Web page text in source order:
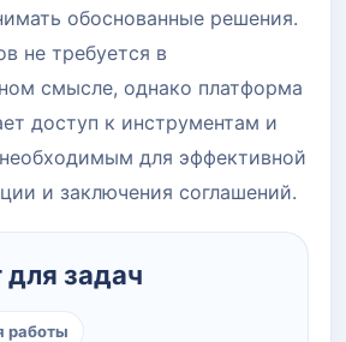
обоснованные решения.
не требуется в
смысле, однако платформа
доступ к инструментам и
для эффективной
и заключения соглашений.
задач
работы